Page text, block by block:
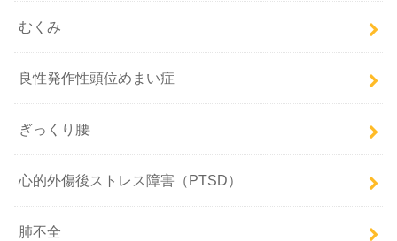
むくみ
良性発作性頭位めまい症
ぎっくり腰
心的外傷後ストレス障害（PTSD）
肺不全